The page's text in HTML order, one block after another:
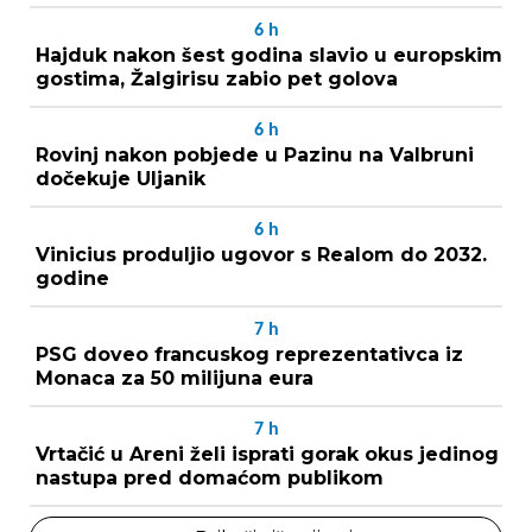
6 h
Hajduk nakon šest godina slavio u europskim
gostima, Žalgirisu zabio pet golova
6 h
Rovinj nakon pobjede u Pazinu na Valbruni
dočekuje Uljanik
6 h
Vinicius produljio ugovor s Realom do 2032.
godine
7 h
PSG doveo francuskog reprezentativca iz
Monaca za 50 milijuna eura
7 h
Vrtačić u Areni želi isprati gorak okus jedinog
nastupa pred domaćom publikom